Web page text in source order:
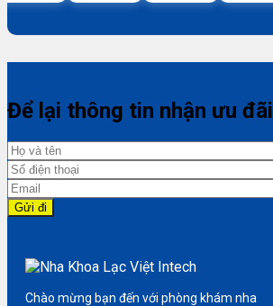
Để lại thông tin nhận ưu đãi
Chào mừng bạn đến với phòng khám nha